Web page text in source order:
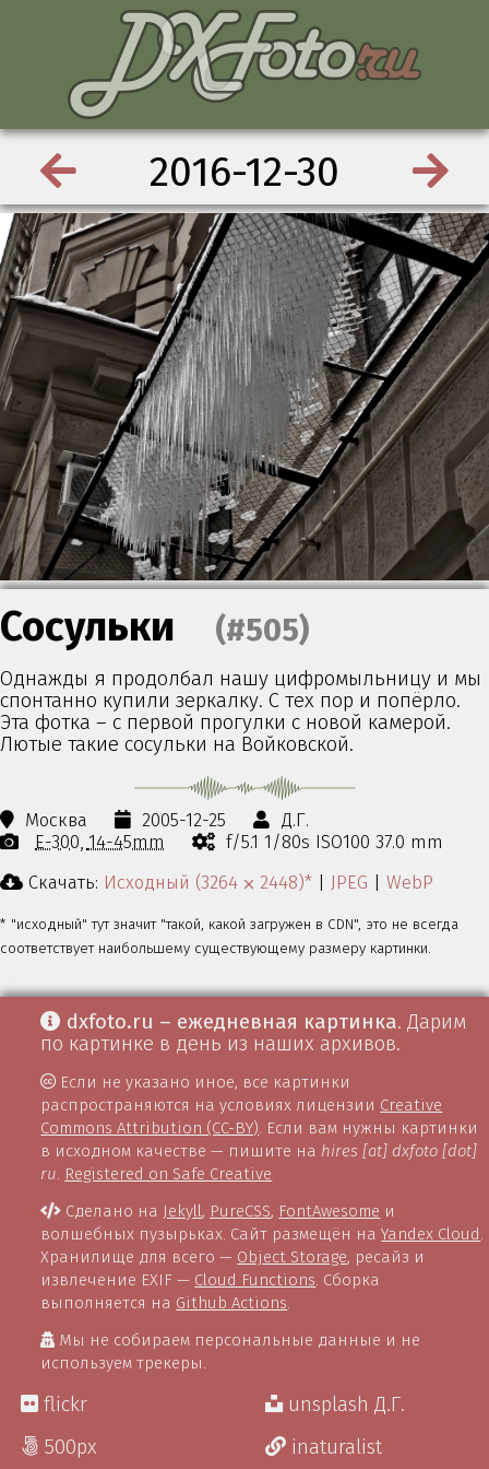
2016-12-30
Сосульки (#505)
Однажды я продолбал нашу цифромыльницу и мы
спонтанно купили зеркалку. С тех пор и попёрло.
Эта фотка – с первой прогулки с новой камерой.
Лютые такие сосульки на Войковской.
Москва 2005-12-25
Д.Г.
E-300 14-45mm
f/5.1 1/80s ISO100 37.0 mm
Скачать: Исходный (3264 ⨉ 2448)* | JPEG | WebP
* "исходный" тут значит "такой, какой загружен в CDN", это не всегда
соответствует наибольшему существующему размеру картинки.
dxfoto.ru – ежедневная картинка. Дарим
по картинке в день из наших архивов.
Если не указано иное, все картинки
распространяются на условиях лицензии Creative
Commons Attribution (CC-BY) . Если вам нужны картинки
в исходном качестве — пишите на hires [at] dxfoto [dot]
ru Registered on Safe Creative
Сделано на Jekyll, PureCSS, FontAwesome и
волшебных пузырьках. Сайт размещён наYandex Cloud
Хранилище для всего — Object Storage, ресайз и
извлечение EXIF — Cloud Functions . Сборка
выполняется на Github Actions
Мы не собираем персональные данные и не
используем трекеры.
flickr
500px
unsplash Д.Г.
inaturalist